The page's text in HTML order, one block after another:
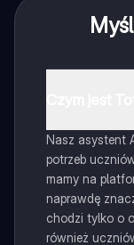
Nasz asystent
potrzeb
mamy na
naprawdę
chodzi tylko o
również